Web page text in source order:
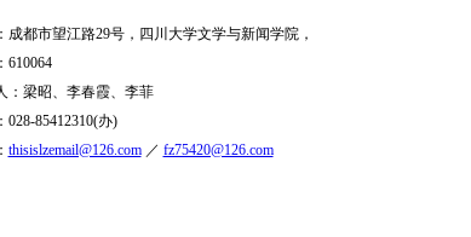
都市望江路29号，四川大学文学与新闻学院，
梁昭、李春霞、李菲
85412310(办)
thisislzemail@126.com／ fz75420@126.com